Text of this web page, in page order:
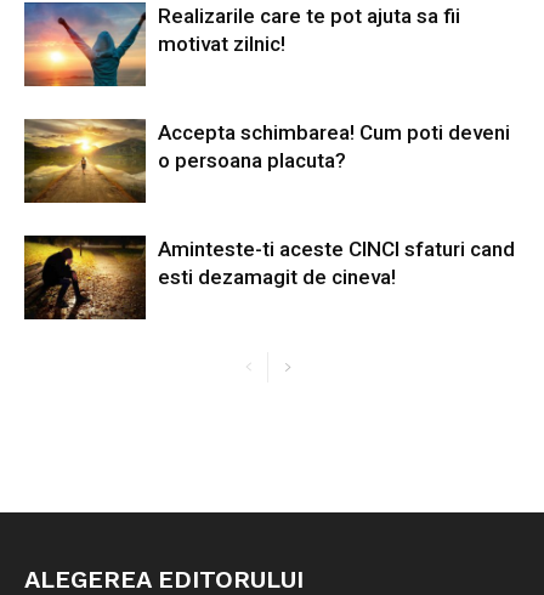
Realizarile care te pot ajuta sa fii
motivat zilnic!
Accepta schimbarea! Cum poti deveni
o persoana placuta?
Aminteste-ti aceste CINCI sfaturi cand
esti dezamagit de cineva!
ALEGEREA EDITORULUI